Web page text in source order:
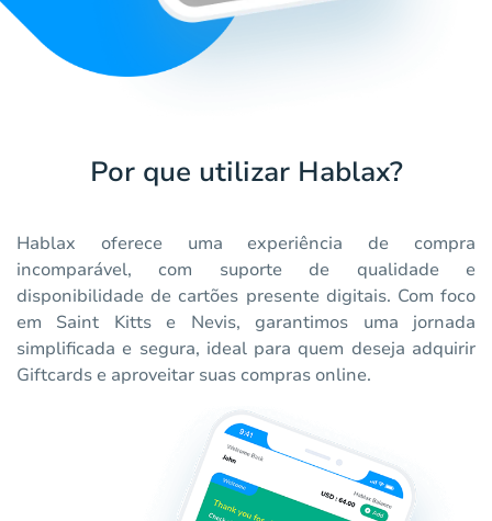
Por que utilizar Hablax?
Hablax oferece uma experiência de compra
incomparável, com suporte de qualidade e
disponibilidade de cartões presente digitais. Com foco
em Saint Kitts e Nevis, garantimos uma jornada
simplificada e segura, ideal para quem deseja adquirir
Giftcards e aproveitar suas compras online.